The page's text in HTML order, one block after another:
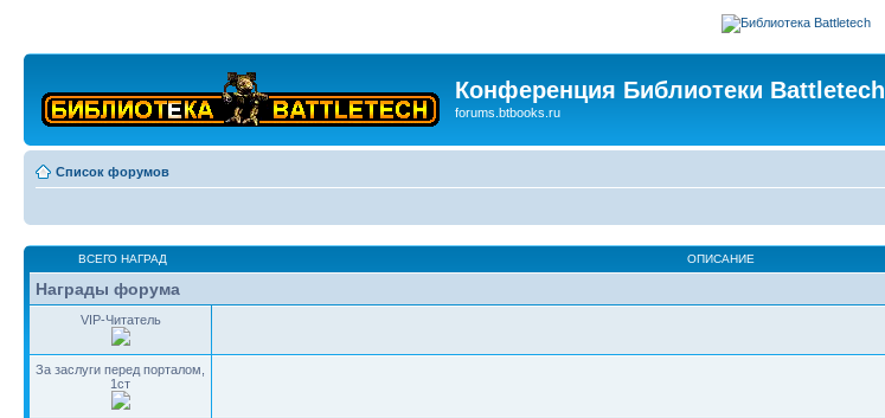
Конференция Библиотеки Battletech
forums.btbooks.ru
Список форумов
ВСЕГО НАГРАД ОПИСАНИЕ
Награды форума
VIP-Читатель
За заслуги перед порталом,
1ст